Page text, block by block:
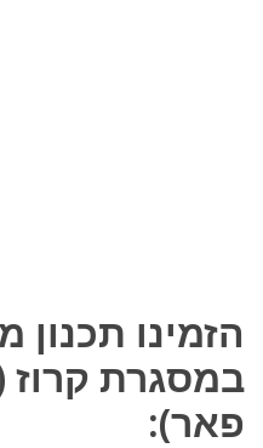
הזמינו תכנון
במסגרת קרוז
פאר):